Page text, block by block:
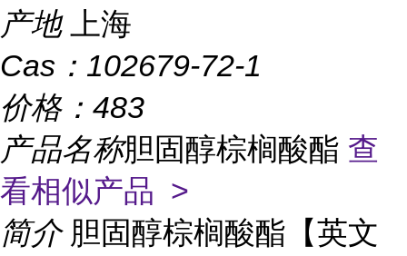
产地
上海
Cas： 102679-72-1
价格： 483
产品名称胆固醇棕榈酸酯 查
看相似产品 >
简介 胆固醇棕榈酸酯【英文